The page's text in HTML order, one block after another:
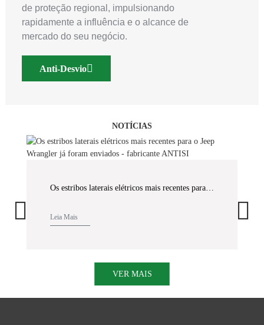
de proteção regional, impulsionando
rapidamente a influência e o alcance de
mercado do seu negócio.
Anti-Desvio
NOTÍCIAS
Os estribos laterais elétricos mais recentes para o Jeep Wrangler já foram enviados - fabricante ANTISI
Leia Mais
VER MAIS